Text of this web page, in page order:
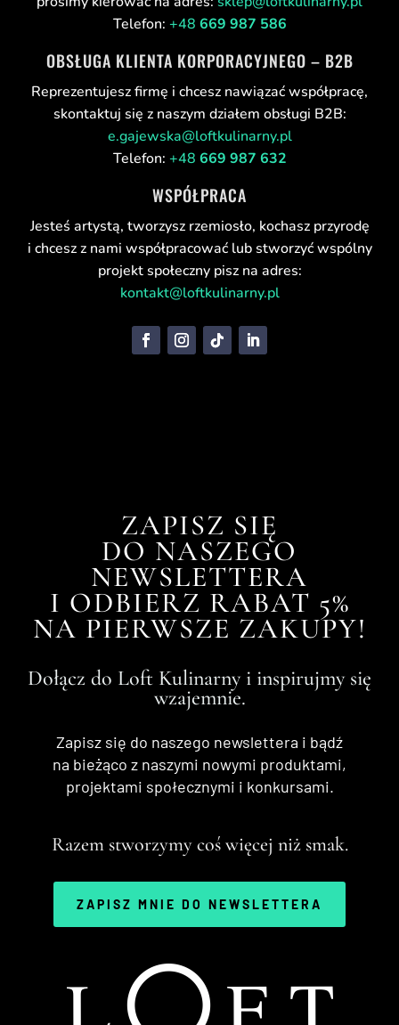
ZAPISZ SIĘ
DO NASZEGO
NEWSLETTERA
I ODBIERZ RABAT 5%
NA PIERWSZE ZAKUPY!
Dołącz do Loft Kulinarny i inspirujmy się
wzajemnie.
Zapisz się do naszego newslettera i bądź
na bieżąco z naszymi nowymi produktami,
projektami społecznymi i konkursami.
Razem stworzymy coś więcej niż smak.
ZAPISZ MNIE DO NEWSLETTERA
Telefon: +48 669 987 586
OBSŁUGA KLIENTA KORPORACYJNEGO – B2B
Reprezentujesz firmę i chcesz nawiązać współpracę,
skontaktuj się z naszym działem obsługi B2B:
e.gajewska@loftkulinarny.pl
Telefon: +48 669 987 632
WSPÓŁPRACA
Jesteś artystą, tworzysz rzemiosło, kochasz przyrodę
i chcesz z nami współpracować lub stworzyć wspólny
projekt społeczny pisz na adres:
kontakt@loftkulinarny.pl